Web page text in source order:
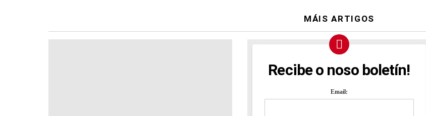
MÁIS ARTIGOS
NEWSLETTER
Recibe o noso boletín!
Email: